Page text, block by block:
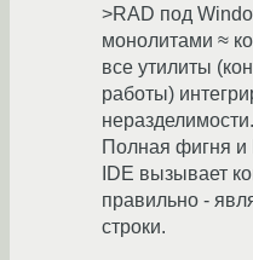
>RAD под
монолитами ≈
все утилиты
работы)
Полная фигня и
IDE вызывает
правильно -
строки.